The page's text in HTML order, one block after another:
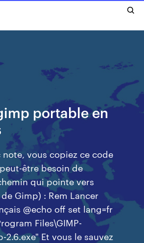
portable en
note, vous copiez ce code
être besoin de
qui pointe vers
Gimp) : Rem Lancer
@echo off set lang=fr
Files\GIMP-
Et vous le sauvez